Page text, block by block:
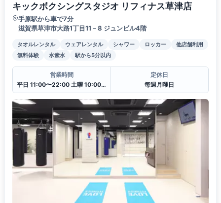
キックボクシングスタジオ リフィナス草津店
手原駅から車で7分
滋賀県草津市大路1丁目11－8 ジュンビル4階
タオルレンタル ウェアレンタル シャワー ロッカー
他店舗利用
無料体験
水素水 駅から5分以内
営業時間
平日 11:00〜22:00 土曜 10:00〜20:00 日・祝 10:00〜18:00
定休日
毎週月曜日